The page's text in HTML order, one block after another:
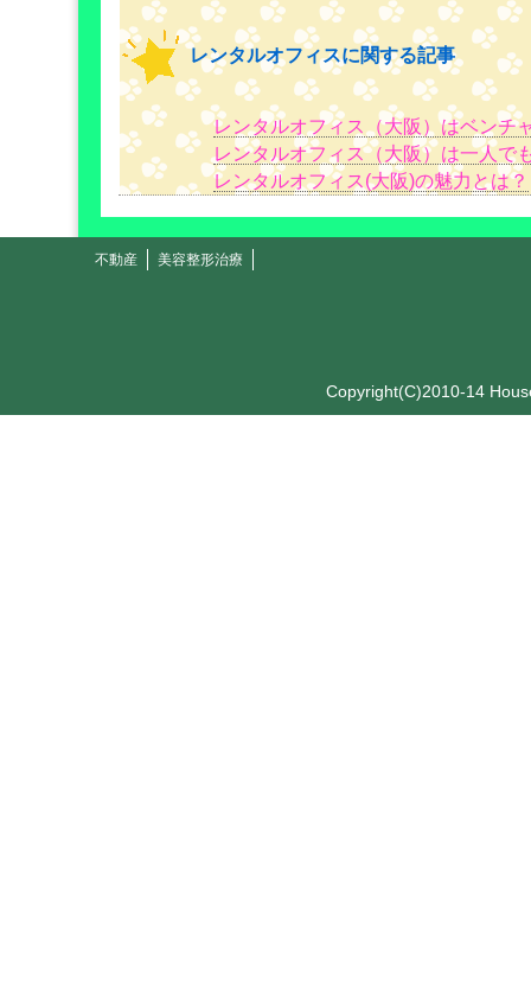
レンタルオフィスに関する記事
レンタルオフィス（大阪）はベンチ
レンタルオフィス（大阪）は一人で
レンタルオフィス(大阪)の魅力とは？
不動産 美容整形治療
Copyright(C)2010-14